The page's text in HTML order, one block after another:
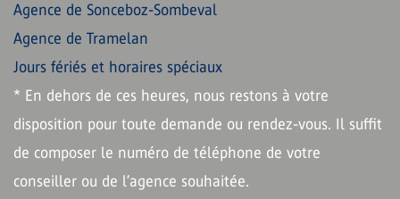
Agence de Sonceboz-Sombeval
Agence de Tramelan
Jours fériés et horaires spéciaux
* En dehors de ces heures, nous restons à votre
disposition pour toute demande ou rendez-vous. Il suffit
de composer le numéro de téléphone de votre
conseiller ou de l’agence souhaitée.